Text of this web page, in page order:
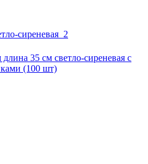
35 см светло-сиреневая с
(100 шт)